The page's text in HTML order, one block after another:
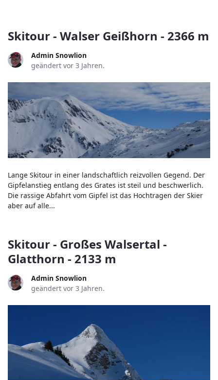
Skitour - Walser Geißhorn - 2366 m
Admin Snowlion
geändert vor 3 Jahren.
Lange Skitour in einer landschaftlich reizvollen Gegend. Der
Gipfelanstieg entlang des Grates ist steil und beschwerlich.
Die rassige Abfahrt vom Gipfel ist das Hochtragen der Skier
aber auf alle...
Skitour - Großes Walsertal -
Glatthorn - 2133 m
Admin Snowlion
geändert vor 3 Jahren.